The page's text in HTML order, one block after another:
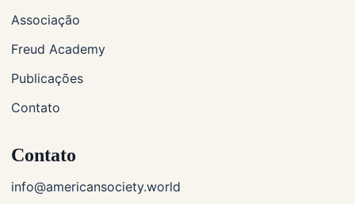
Associação
Freud Academy
Publicações
Contato
Contato
info@americansociety.world